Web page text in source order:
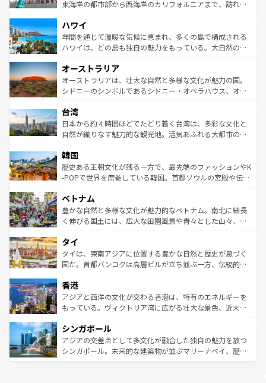
ことができる。国民の所得が高いため物価も高いが、旅行
ば市内交通費無料で観光を楽しむこともできる。 なお、新
着のスイス情報はコンテンツ一覧 を参照してほしい。
東海岸の都市部から西海岸のカリフォルニアまで、訪れる
のような巨大都市は、観光、ショッピング、エンターテイ
ンメントが詰まった刺激的なスポットだ。一方、アメリカ
西部には大自然が広がり、グランドキャニオンやイエロー
部のニューオーリンズでは、音楽と美食が融合した独特の
文化が魅力。旅行者はアメリカの各地域で異なる魅力を楽
しみながら、その多様性と豊かな歴史を感じることができ
ならではの贅沢な旅のスタイルだ。 なお、新着のアメリカ
情報はコンテンツ一覧を参照してほしい。
ハワイ
年間を通じて温暖な気候に恵まれ、多くの島で構成される
ハワイは、どの島も独自の魅力をもっている。大自然の神
ワイ島は見逃せない。また、定番の観光地といえばオアフ
島だが、静かな自然を求めるならマウイ島やカウアイ島が
おすすめ。エメラルドグリーンに輝く海をはじめ、豊かな
れるおもてなしの心で訪れる人々を迎えてくれるハワイの
人々、おいしいローカルフードやハワイアンミュージッ
ク、伝統的なフラダンスなど、すべてがハワイの魅力を彩
ワイを、存分に味わってほしい。 なお、新着のハワイ情報
はコンテンツ一覧を参照してほしい。
オーストラリア
オーストラリアは、壮大な自然と多様な文化が魅力の国。
シドニーのシンボルであるシドニー・オペラハウス、オー
リアリーフや大陸中央部にそびえるウルル（エアーズロッ
ク）、タスマニアの美しい原生林やケアンズの熱帯雨林な
ど、見どころがたくさん。また、カフェやワイン、オージ
いる。アクティビティも充実しており、サーフィンやダイ
ビング、ハイキングなど、アウトドア好きにはたまらな
い。オーストラリアの多彩な魅力を存分に味わいつくそ
参照してほしい。
台湾
日本から約４時間ほどでたどり着く台湾は、多彩な文化と
自然が織りなす魅力的な観光地。活気あふれる大都市の台
ン）、静ひつな山岳地帯である台湾東部など、都市の喧騒
と山間の静けさが共存しており、訪れる人に新しい発見と
驚きをもたらしてくれる。また、奥深い台湾の食文化も魅
容にもいいと評判のスイーツなど、バラエティ豊かな料理
が味わえる。 なお、新着の台湾情報は コンテンツ一覧を参
照してほしい。
韓国
歴史ある王朝文化が残る一方で、最先端のファッションやK
-POPで世界を席巻している韓国。首都ソウルの宮殿や伝統
き、地方に足を延ばせば四季折々の自然美を楽しむことが
できる。そして、キムチや焼肉、絶品のストリートフード
まで、さまざまな韓国料理が待っている。夜には、韓国な
リティに包まれながら、韓国の多彩な魅力を心ゆくまで味
わってみてほしい。 なお、新着の韓国情報はコンテンツ一
覧を参照してほしい。
ベトナム
豊かな自然と多様な文化が魅力的なベトナム。南北に細長
く伸びる国土には、広大な田園風景や青々とした山々、世
急速な発展と共に伝統が息づく。ハノイの古い町並みやホ
ーチミン市のフランス統治時代の建物も、独特の雰囲気を
醸し出している。また、バラエティの豊かさとおいしさで
とつ。フォーやバインミー、ベトナムコーヒーなどは、ぜ
ひ現地で味わいたい。どの地域を訪れてもあたたかい人々
が旅行者を迎えてくれるので、きっと忘れられない旅にな
参照してほしい。
タイ
タイは、東南アジアに位置する豊かな自然と歴史が息づく
国だ。首都バンコクは高層ビルが立ち並ぶ一方、伝統的な
の活気が交差している。北部ではチェンマイなどの山岳地
帯で自然と触れ合い、南部ではプーケットやクラビの美し
いビーチでリゾート気分を楽しむことができる。タイ料理
激する。気候は一年中温暖で、どの季節にも異なる楽しみ
が待っている。親しみやすいタイの人々、仏教を中心とし
た文化、そして多様な観光資源が、訪れる旅人を魅了し続
香港
アジアと西洋の文化が交わる香港は、特有のエネルギーを
もっている。ヴィクトリア湾に広がる壮大な景色、近未来
み、どこを訪れても感動するはず。観光スポットが密集し
ており、効率よく見どころを回れるのも魅力。息をのむよ
うな絶景から文化的な体験まで、香港を存分に楽しみ尽く
シンガポール
アジアの交差点として多文化が融合した独自の魅力を放つ
シンガポール。未来的な建築物が並ぶマリーナベイ、歴史